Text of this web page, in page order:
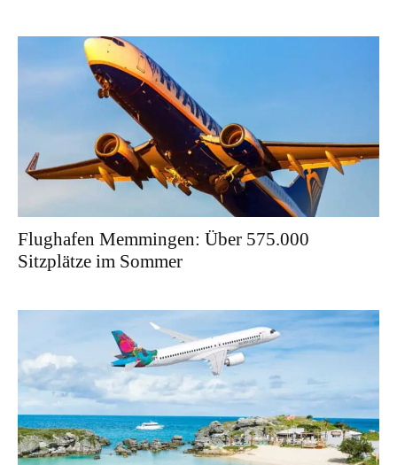
Flughafen Memmingen: Über 575.000
Sitzplätze im Sommer